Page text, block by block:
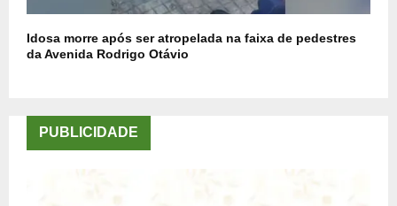
Idosa morre após ser atropelada na faixa de pedestres
da Avenida Rodrigo Otávio
PUBLICIDADE